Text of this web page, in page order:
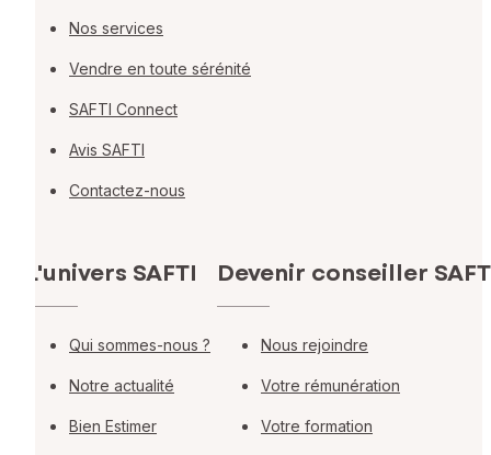
Nos services
Vendre en toute sérénité
SAFTI Connect
Avis SAFTI
Contactez-nous
L'univers SAFTI
Qui sommes-nous ?
Notre actualité
Bien Estimer
Devenir conseiller
Nous rejoindre
Votre rémunération
Votre formation